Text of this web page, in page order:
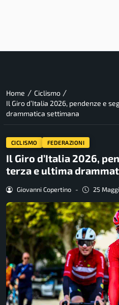
Home / Ciclismo /
Il Giro d’Italia 2026, pendenze e
drammatica settimana
CICLISMO FEDERAZIONI
Il Giro d’Italia 2026,
terza e ultima
Giovanni Copertino - 25